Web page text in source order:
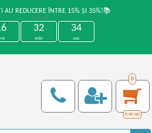
AU REDUCERE ÎNTRE 15% ȘI 35%!📚
32
min
34
sec
0
0,00 Lei